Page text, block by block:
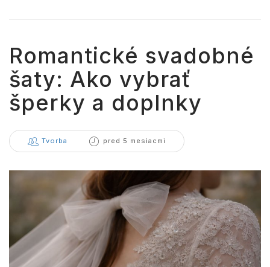
Romantické svadobné
šaty: Ako vybrať
šperky a doplnky
Tvorba pred 5 mesiacmi